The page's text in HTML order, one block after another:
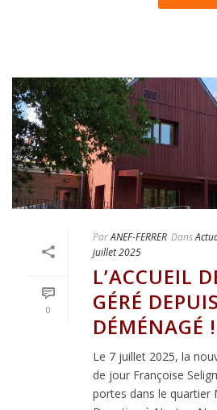
0
ParANEF-FERRER Dans
juillet 2025
L’ACCUEIL
GÉRÉ
DÉMÉNAGÉ !
Le 7 juillet 2025, la
de jour Françoise
portes dans le quartier